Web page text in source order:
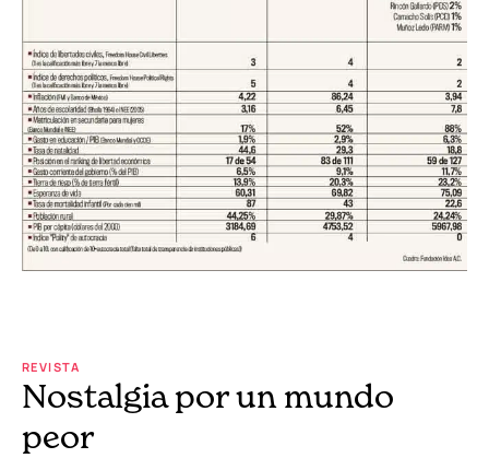
REVISTA
Nostalgia por un mundo
peor